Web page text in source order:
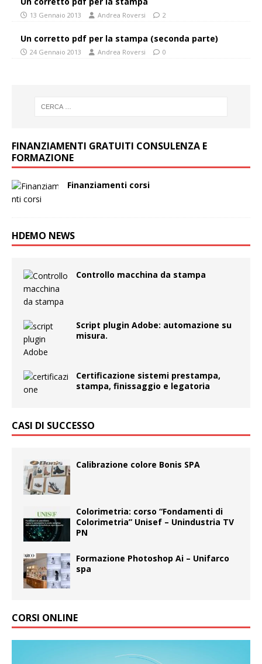
13 Gennaio 2013 Andrea Roversi 2
Un corretto pdf per la stampa (seconda parte)
24 Gennaio 2013 Andrea Roversi 0
FINANZIAMENTI GRATUITI CONSULENZA E
FORMAZIONE
Finanziamenti corsi
HDEMO NEWS
Controllo macchina da stampa
Script plugin Adobe: automazione su
misura.
Certificazione sistemi prestampa,
stampa, finissaggio e legatoria
CASI DI SUCCESSO
Calibrazione colore Bonis SPA
Colorimetria: corso “Fondamenti di
Colorimetria” Unisef – Unindustria TV
PN
Formazione Photoshop Ai – Unifarco
spa
CORSI ONLINE